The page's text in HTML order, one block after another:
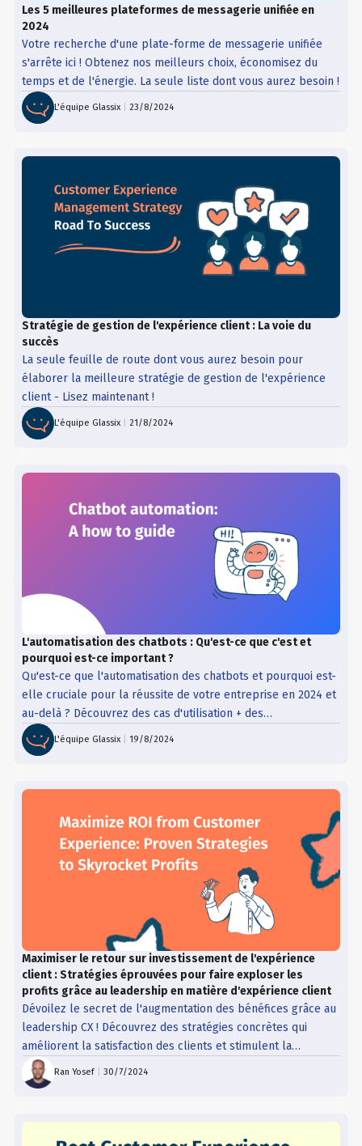
Les 5 meilleures plateformes de messagerie unifiée en
2024
Votre recherche d'une plate-forme de messagerie unifiée
s'arrête ici ! Obtenez nos meilleurs choix, économisez du
temps et de l'énergie. La seule liste dont vous aurez besoin !
L'équipe Glassix 23/8/2024
Stratégie de gestion de l'expérience client : La voie du
succès
La seule feuille de route dont vous aurez besoin pour
élaborer la meilleure stratégie de gestion de l'expérience
client - Lisez maintenant !
L'équipe Glassix |21/8/2024
L'automatisation des chatbots : Qu'est-ce que c'est et
pourquoi est-ce important ?
Qu'est-ce que l'automatisation des chatbots et pourquoi est-
elle cruciale pour la réussite de votre entreprise en 2024 et
au-delà ? Découvrez des cas d'utilisation + des
fonctionnalités qui vous aideront à surpasser vos
concurrents !
L'équipe Glassix |19/8/2024
Maximiser le retour sur investissement de l'expérience
client : Stratégies éprouvées pour faire exploser les
profits grâce au leadership en matière d'expérience client
Dévoilez le secret de l'augmentation des bénéfices grâce au
leadership CX ! Découvrez des stratégies concrètes qui
améliorent la satisfaction des clients et stimulent la
croissance financière.
Ran Yosef |30/7/2024